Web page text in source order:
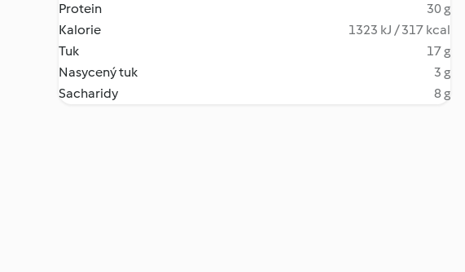
Protein
30 g
Kalorie
1323 kJ / 317 kcal
Tuk
17 g
Nasycený tuk
3 g
Sacharidy
8 g